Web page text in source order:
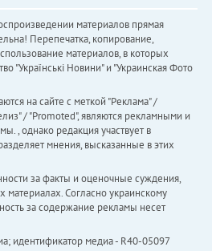
материалов прямая
Перепечатка, копирование,
материалов, в которых
"Українськi Новини" и "Украинская Фото
на сайте с меткой "Реклама" /
/ "Promoted", являются рекламными и
, однако редакция участвует в
мнения, высказанные в этих
за факты и оценочные суждения,
Согласно украинскому
за содержание рекламы несет
идентификатор медиа - R40-05097